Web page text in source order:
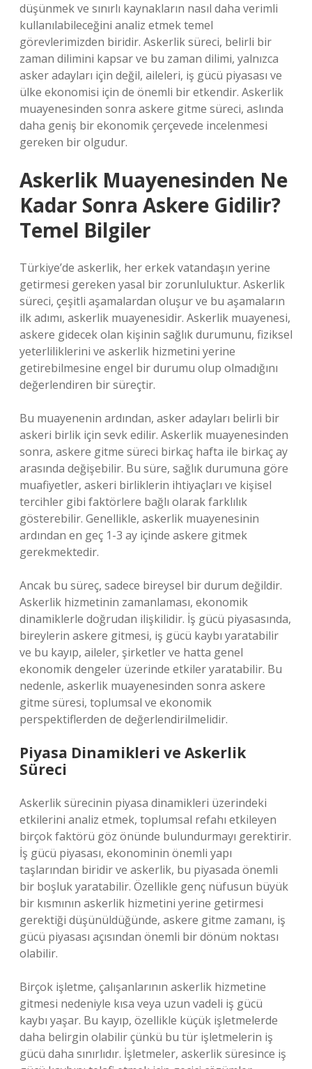
düşünmek ve sınırlı kaynakların nasıl daha verimli
kullanılabileceğini analiz etmek temel
görevlerimizden biridir. Askerlik süreci, belirli bir
zaman dilimini kapsar ve bu zaman dilimi, yalnızca
asker adayları için değil, aileleri, iş gücü piyasası ve
ülke ekonomisi için de önemli bir etkendir. Askerlik
muayenesinden sonra askere gitme süreci, aslında
daha geniş bir ekonomik çerçevede incelenmesi
gereken bir olgudur.
Askerlik Muayenesinden Ne
Kadar Sonra Askere Gidilir?
Temel Bilgiler
Türkiye’de askerlik, her erkek vatandaşın yerine
getirmesi gereken yasal bir zorunluluktur. Askerlik
süreci, çeşitli aşamalardan oluşur ve bu aşamaların
ilk adımı, askerlik muayenesidir. Askerlik muayenesi,
askere gidecek olan kişinin sağlık durumunu, fiziksel
yeterliliklerini ve askerlik hizmetini yerine
getirebilmesine engel bir durumu olup olmadığını
değerlendiren bir süreçtir.
Bu muayenenin ardından, asker adayları belirli bir
askeri birlik için sevk edilir. Askerlik muayenesinden
sonra, askere gitme süreci birkaç hafta ile birkaç ay
arasında değişebilir. Bu süre, sağlık durumuna göre
muafiyetler, askeri birliklerin ihtiyaçları ve kişisel
tercihler gibi faktörlere bağlı olarak farklılık
gösterebilir. Genellikle, askerlik muayenesinin
ardından en geç 1-3 ay içinde askere gitmek
gerekmektedir.
Ancak bu süreç, sadece bireysel bir durum değildir.
Askerlik hizmetinin zamanlaması, ekonomik
dinamiklerle doğrudan ilişkilidir. İş gücü piyasasında,
bireylerin askere gitmesi, iş gücü kaybı yaratabilir
ve bu kayıp, aileler, şirketler ve hatta genel
ekonomik dengeler üzerinde etkiler yaratabilir. Bu
nedenle, askerlik muayenesinden sonra askere
gitme süresi, toplumsal ve ekonomik
perspektiflerden de değerlendirilmelidir.
Piyasa Dinamikleri ve Askerlik
Süreci
Askerlik sürecinin piyasa dinamikleri üzerindeki
etkilerini analiz etmek, toplumsal refahı etkileyen
birçok faktörü göz önünde bulundurmayı gerektirir.
İş gücü piyasası, ekonominin önemli yapı
taşlarından biridir ve askerlik, bu piyasada önemli
bir boşluk yaratabilir. Özellikle genç nüfusun büyük
bir kısmının askerlik hizmetini yerine getirmesi
gerektiği düşünüldüğünde, askere gitme zamanı, iş
gücü piyasası açısından önemli bir dönüm noktası
olabilir.
Birçok işletme, çalışanlarının askerlik hizmetine
gitmesi nedeniyle kısa veya uzun vadeli iş gücü
kaybı yaşar. Bu kayıp, özellikle küçük işletmelerde
daha belirgin olabilir çünkü bu tür işletmelerin iş
gücü daha sınırlıdır. İşletmeler, askerlik süresince iş